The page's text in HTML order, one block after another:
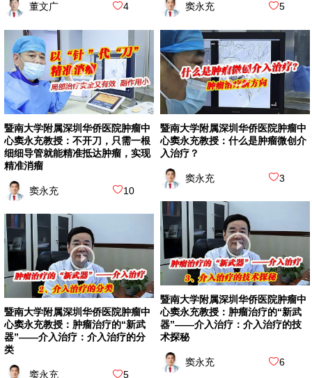
董文广 4
暨南大学附属深圳华侨医院肿瘤中
心窦永充教授：不开刀，只需一根
细细导管就能精准抵达肿瘤，实现
精准消瘤
窦永充 10
暨南大学附属深圳华侨医院肿瘤中
心窦永充教授：肿瘤治疗的“新武
器”——介入治疗：介入治疗的分
类
窦永充 5
窦永充 5
暨南大学附属深圳华侨医院肿瘤中
心窦永充教授：什么是肿瘤微创介
入治疗？
窦永充 3
暨南大学附属深圳华侨医院肿瘤中
心窦永充教授：肿瘤治疗的“新武
器”——介入治疗：介入治疗的技
术探秘
窦永充 6